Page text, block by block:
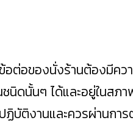
อต่อของนั่งร้านต้องมีคว
นิดนั้นๆ ได้และอยู่ในสภ
ฏิบัติงานและควรผ่านกา